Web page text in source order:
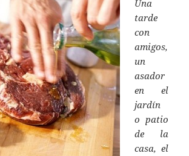
Una
tarde
con
amigos,
un
asador
en el
jardín
o patio
de la
casa, el